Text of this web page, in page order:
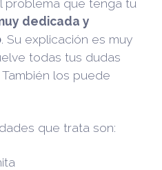
que tenga tu
dedicada y
. Su explicación es muy
todas tus dudas
los puede
que trata son: